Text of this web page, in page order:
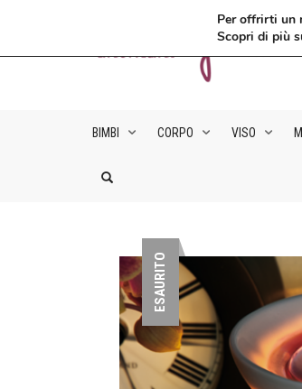
BIMBI CORPO VISO
ESAURITO
Per offrirti un
Scopri di più